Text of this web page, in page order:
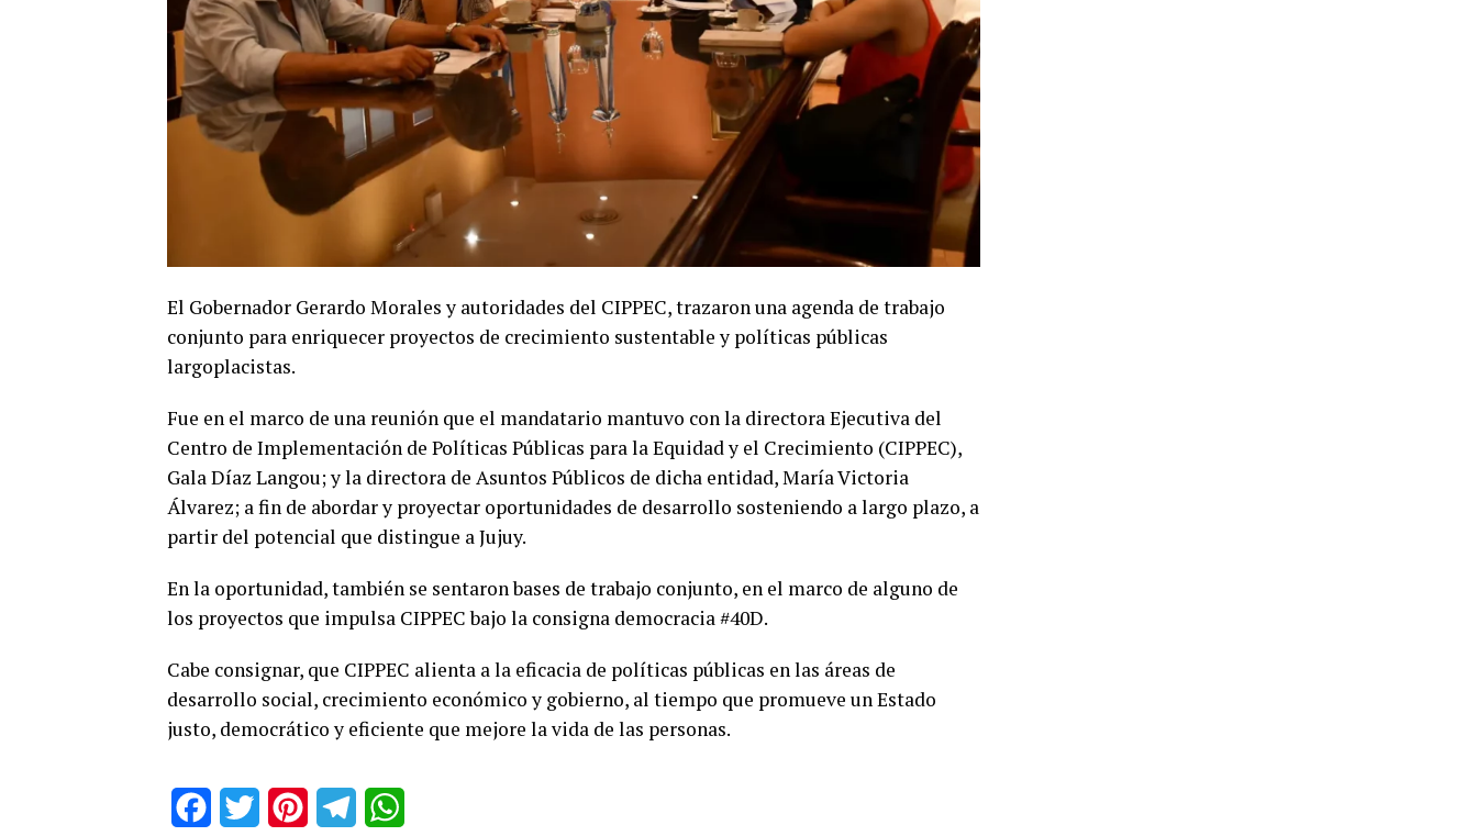
El Gobernador Gerardo Morales y autoridades del CIPPEC, trazaron una agenda de trabajo
conjunto para enriquecer proyectos de crecimiento sustentable y políticas públicas
largoplacistas.
Fue en el marco de una reunión que el mandatario mantuvo con la directora Ejecutiva del
Centro de Implementación de Políticas Públicas para la Equidad y el Crecimiento (CIPPEC),
Gala Díaz Langou; y la directora de Asuntos Públicos de dicha entidad, María Victoria
Álvarez; a fin de abordar y proyectar oportunidades de desarrollo sosteniendo a largo plazo, a
partir del potencial que distingue a Jujuy.
En la oportunidad, también se sentaron bases de trabajo conjunto, en el marco de alguno de
los proyectos que impulsa CIPPEC bajo la consigna democracia #40D.
Cabe consignar, que CIPPEC alienta a la eficacia de políticas públicas en las áreas de
desarrollo social, crecimiento económico y gobierno, al tiempo que promueve un Estado
justo, democrático y eficiente que mejore la vida de las personas.
FacebookTwitter PinterestTelegram